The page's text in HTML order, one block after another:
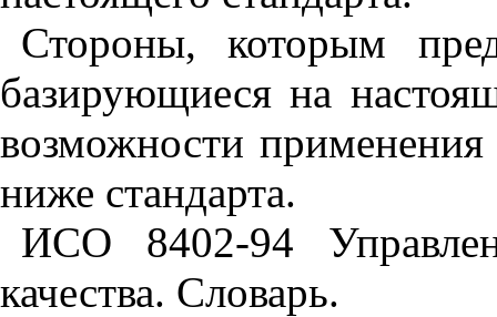
Стороны, которым
базирующиеся на
возможности применения
ниже стандарта.
ИСО 8402-94
качества. Словарь.